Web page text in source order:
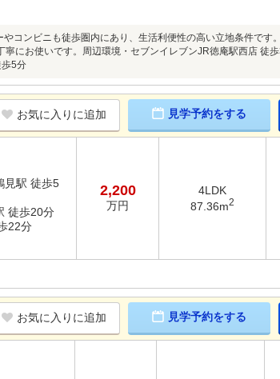
コンビニも徒歩圏内にあり、生活利便性の高い立地条件です
寧にお使いです。周辺環境・セブンイレブンJR徳庵駅西店
5分
お気に入りに追加 見学予約をする
見駅 徒歩5
徒歩20分
22分
2,200
万円
4LDK
87.36m2
お気に入りに追加 見学予約をする